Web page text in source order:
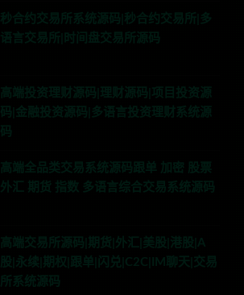
秒合约交易所系统源码|秒合约交易所|多
语言交易所|时间盘交易所源码
高端投资理财源码|理财源码|项目投资源
码|金融投资源码|多语言投资理财系统源
码
高端全品类交易系统源码跟单 加密 股票
外汇 期货 指数 多语言综合交易系统源码
高端交易所源码|期货|外汇|美股|港股|A
股|永续|期权|跟单|闪兑|C2C|IM聊天|交易
所系统源码